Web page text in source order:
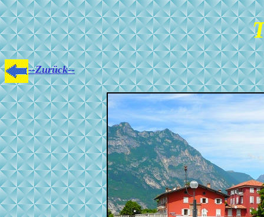
--Zurück--